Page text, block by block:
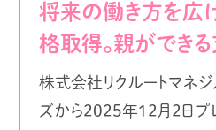
将来の働き方を広
格取得。親ができる
株式会社リクルートマネジ
ズから2025年12月2日プ